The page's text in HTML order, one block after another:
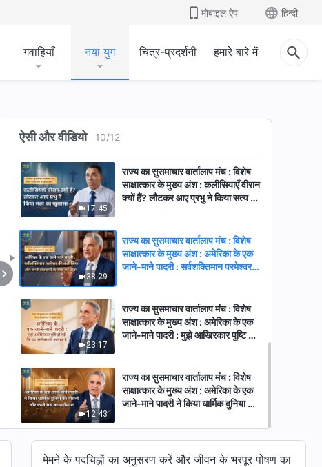
मोबाइल ऐप हिन्दी
गवाहियाँ नया युग चित्र-प्रदर्शनी हमारे बारे में
ऐसी और वीडियो 10/12
8:35
साक्षात्कार के मुख्य अंश : नाइटक्लब से
कलीसिया तक : एक क्लब एमसी की जागृति
13:26
साक्षात्कार के मुख्य अंश : वेनेजुएला का एक
17:45
राज्य का सुसमाचार वार्तालाप मंच : विशेष
साक्षात्कार के मुख्य अंश : कलीसियाएँ वीरान
क्यों हैं? लौटकर आए प्रभु ने किया सत्य का
38:29
राज्य का सुसमाचार वार्तालाप मंच : विशेष
साक्षात्कार के मुख्य अंश : अमेरिका के एक
जाने-माने पादरी : सर्वशक्तिमान परमेश्वर
23:17
राज्य का सुसमाचार वार्तालाप मंच : विशेष
साक्षात्कार के मुख्य अंश : अमेरिका के एक
जाने-माने पादरी : मुझे आखिरकार पुष्टि हो
12:43
राज्य का सुसमाचार वार्तालाप मंच : विशेष
साक्षात्कार के मुख्य अंश : अमेरिका के एक
जाने-माने पादरी ने किया धार्मिक दुनिया की
मेमने के पदचिह्नों का अनुसरण करें और जीवन के भरपूर पोषण का